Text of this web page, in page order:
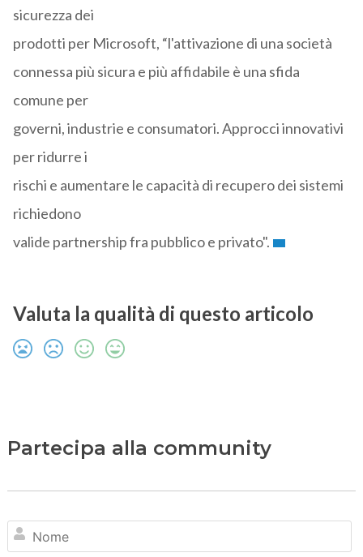
sicurezza dei
prodotti per Microsoft, “l'attivazione di una società
connessa più sicura e più affidabile è una sfida
comune per
governi, industrie e consumatori. Approcci innovativi
per ridurre i
rischi e aumentare le capacità di recupero dei sistemi
richiedono
valide partnership fra pubblico e privato".
Valuta la qualità di questo articolo
Partecipa alla community